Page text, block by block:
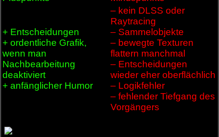
+ Entscheidungen
+ ordentliche Grafik,
wenn man
Nachbearbeitung
deaktiviert
+ anfänglicher Humor
– kein DLSS oder
Raytracing
– Sammelobjekte
– bewegte Texturen
flattern manchmal
– Entscheidungen
wieder eher oberflächlich
– Logikfehler
– fehlender Tiefgang des
Vorgängers